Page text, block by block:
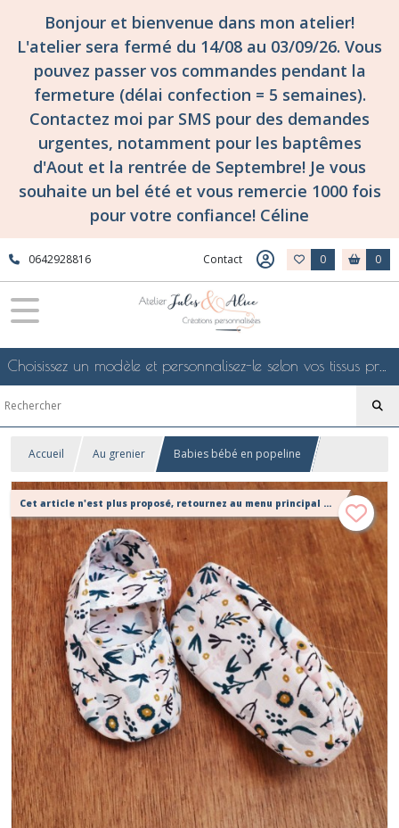
Bonjour et bienvenue dans mon atelier!
L'atelier sera fermé du 14/08 au 03/09/26. Vous
pouvez passer vos commandes pendant la
fermeture (délai confection = 5 semaines).
Contactez moi par SMS pour des demandes
urgentes, notamment pour les baptêmes
d'Aout et la rentrée de Septembre! Je vous
souhaite un bel été et vous remercie 1000 fois
pour votre confiance! Céline
0642928816 Contact 0 0
Choisissez un modèle et personnalisez-le selon vos tissus préférés de mes collections en ligne, je le confectionnerai selon vos souhaits
Accueil Au grenier Babies bébé en popeline
Cet article n'est plus proposé, retournez au menu principal ou contactez moi!